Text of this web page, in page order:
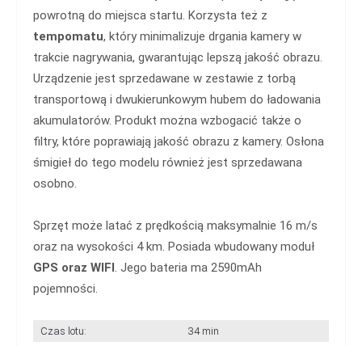
powrotną do miejsca startu. Korzysta też z
tempomatu, który minimalizuje drgania kamery w
trakcie nagrywania, gwarantując lepszą jakość obrazu.
Urządzenie jest sprzedawane w zestawie z torbą
transportową i dwukierunkowym hubem do ładowania
akumulatorów. Produkt można wzbogacić także o
filtry, które poprawiają jakość obrazu z kamery. Osłona
śmigieł do tego modelu również jest sprzedawana
osobno.
Sprzęt może latać z prędkością maksymalnie 16 m/s
oraz na wysokości 4 km. Posiada wbudowany moduł
GPS oraz WIFI . Jego bateria ma 2590mAh
pojemności.
Czas lotu:
34 min